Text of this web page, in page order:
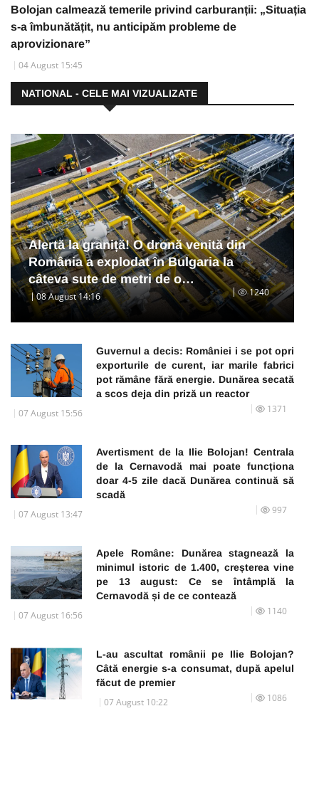
Bolojan calmează temerile privind carburanții: „Situația
s-a îmbunătățit, nu anticipăm probleme de
aprovizionare”
04 August 15:45
NATIONAL - CELE MAI VIZUALIZATE
Alertă la graniță! O dronă venită din
România a explodat în Bulgaria la
câteva sute de metri de o…
08 August 14:16 1240
Guvernul a decis: României i se pot opri
exporturile de curent, iar marile fabrici
pot rămâne fără energie. Dunărea secată
a scos deja din priză un reactor
07 August 15:56 1371
Avertisment de la Ilie Bolojan! Centrala
de la Cernavodă mai poate funcționa
doar 4-5 zile dacă Dunărea continuă să
scadă
07 August 13:47 997
Apele Române: Dunărea stagnează la
minimul istoric de 1.400, creșterea vine
pe 13 august: Ce se întâmplă la
Cernavodă și de ce contează
07 August 16:56 1140
L-au ascultat românii pe Ilie Bolojan?
Câtă energie s-a consumat, după apelul
făcut de premier
07 August 10:22 1086